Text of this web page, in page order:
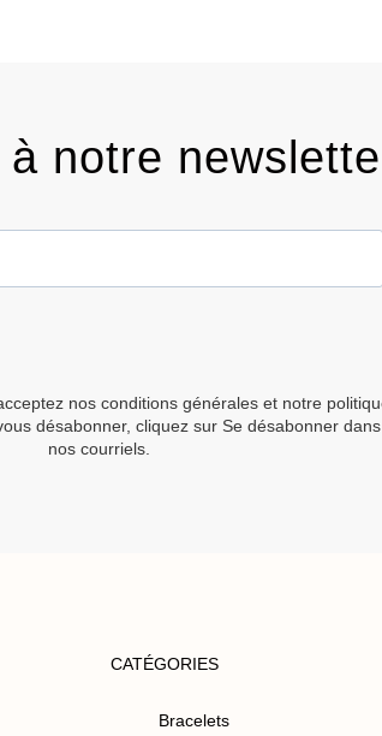
notre
nos conditions générales et notre
désabonner, cliquez sur Se désabonner dans
nos courriels.
CATÉGORIES
Bracelets